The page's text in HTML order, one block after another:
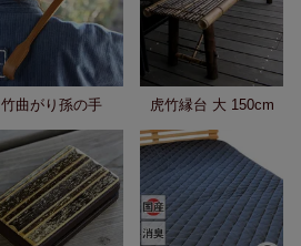
竹曲がり孫の手 虎竹縁台 大 150cm